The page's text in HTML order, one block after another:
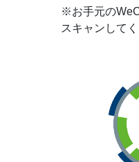
※お手元の
スキャンしてく